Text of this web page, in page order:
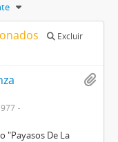
Excluir
"Payasos De La